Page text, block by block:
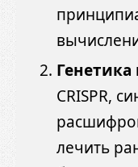
CRISPR,
лечить